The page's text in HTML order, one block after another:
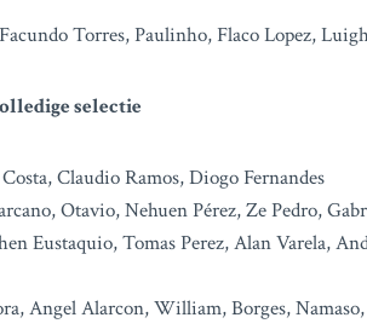
Torres, Paulinho, Flaco Lopez,
selectie
Claudio Ramos, Diogo Fernandes
Otavio, Nehuen Pérez, Ze Pedro,
Eustaquio, Tomas Perez, Alan Varela,
Angel Alarcon, William, Borges,